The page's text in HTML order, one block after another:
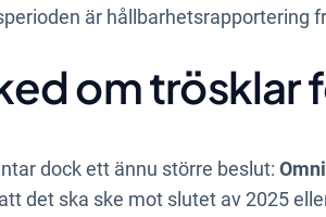
är hållbarhetsrapportering
om trösklar
dock ett ännu större beslut:
det ska ske mot slutet av 2025